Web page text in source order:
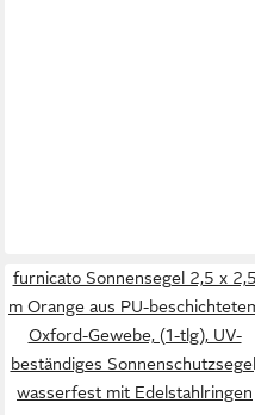
furnicato Sonnensegel 2,5 x 2,5
m Orange aus PU-
Oxford-Gewebe, (1-tlg), UV-
beständiges
wasserfest mit Edelstahlringen